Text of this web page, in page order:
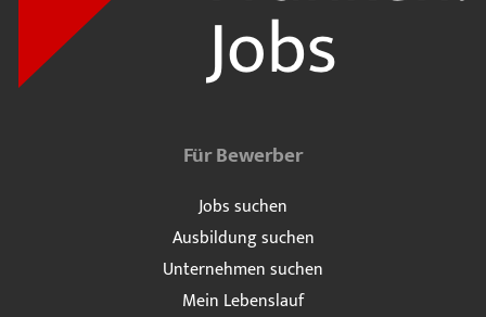
Für Bewerber
Jobs suchen
Ausbildung suchen
Unternehmen suchen
Mein Lebenslauf